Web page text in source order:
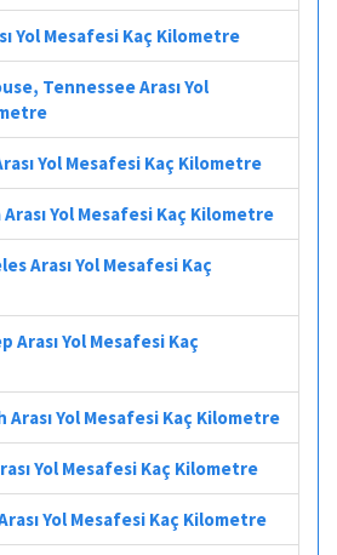
Yol Mesafesi Kaç Kilometre
Tennessee Arası Yol
Yol Mesafesi Kaç Kilometre
Yol Mesafesi Kaç Kilometre
Arası Yol Mesafesi Kaç
Arası Yol Mesafesi Kaç
Arası Yol Mesafesi Kaç Kilometre
Yol Mesafesi Kaç Kilometre
Yol Mesafesi Kaç Kilometre